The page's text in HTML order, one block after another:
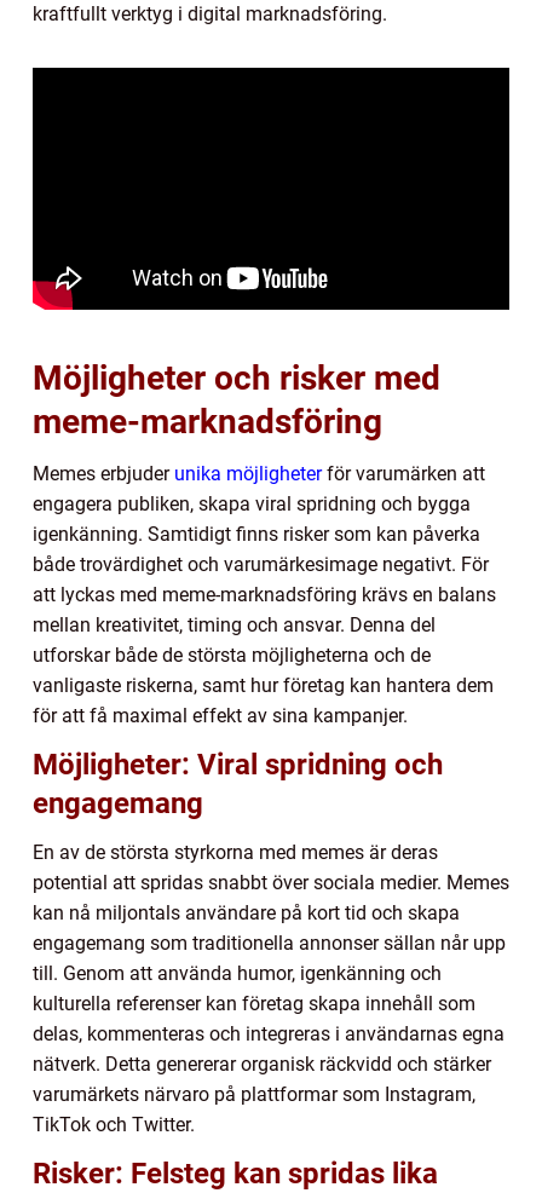
kraftfullt verktyg i digital marknadsföring.
Möjligheter och risker med
meme-marknadsföring
Memes erbjuder unika möjligheterför varumärken att
engagera publiken, skapa viral spridning och bygga
igenkänning. Samtidigt finns risker som kan påverka
både trovärdighet och varumärkesimage negativt. För
att lyckas med meme-marknadsföring krävs en balans
mellan kreativitet, timing och ansvar. Denna del
utforskar både de största möjligheterna och de
vanligaste riskerna, samt hur företag kan hantera dem
för att få maximal effekt av sina kampanjer.
Möjligheter: Viral spridning och
engagemang
En av de största styrkorna med memes är deras
potential att spridas snabbt över sociala medier. Memes
kan nå miljontals användare på kort tid och skapa
engagemang som traditionella annonser sällan når upp
till. Genom att använda humor, igenkänning och
kulturella referenser kan företag skapa innehåll som
delas, kommenteras och integreras i användarnas egna
nätverk. Detta genererar organisk räckvidd och stärker
varumärkets närvaro på plattformar som Instagram,
TikTok och Twitter.
Risker: Felsteg kan spridas lika